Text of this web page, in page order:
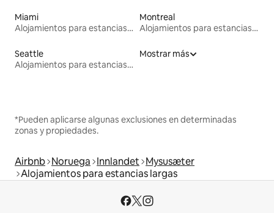
Miami
Alojamientos para estancias largas
Montreal
Alojamientos para estancias largas
Seattle
Alojamientos para estancias largas
Mostrar más
*Pueden aplicarse algunas exclusiones en determinadas
zonas y propiedades.
Airbnb Noruega Innlandet Mysusæter
Alojamientos para estancias largas